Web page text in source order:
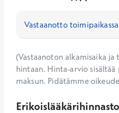
(Vastaanoton alkamisaika
hintaan. Hinta-arvio sisältää
maksun. Pidätämme
Erikoislääkärihinnasto